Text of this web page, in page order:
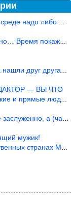
либо иметь зубы
покажет, что буде
друга и «остепен
— ВЫ ЧТО
люди… Как мо
а (чаще) по-
мужик!
Могут забра